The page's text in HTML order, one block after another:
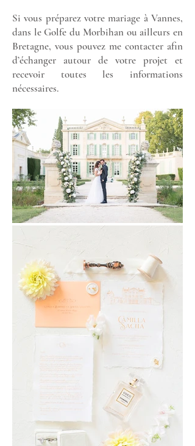
Si vous préparez votre mariage à Vannes,
dans le Golfe du Morbihan ou ailleurs en
Bretagne, vous pouvez me contacter afin
d’échanger autour de votre projet et
recevoir toutes les informations
nécessaires.